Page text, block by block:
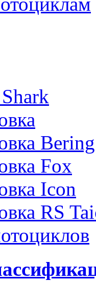
Bering
Fox
Icon
RS